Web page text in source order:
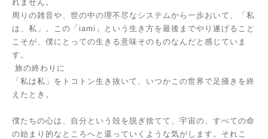
れません。
周りの雑音や、世の中の理不尽なシステムから一歩おいて、「私
は、私」。この「iami」という生き方を最後までやり遂げること
こそが、僕にとっての生きる意味そのものなんだと感じていま
す。
旅の終わりに
「私は私」をトコトン生き抜いて、いつかこの世界で足掻きを終
えたとき。
僕たちの心は、自分という殻を脱ぎ捨てて、宇宙の、すべての命
の始まり的なところへと還っていくような気がします。それこ